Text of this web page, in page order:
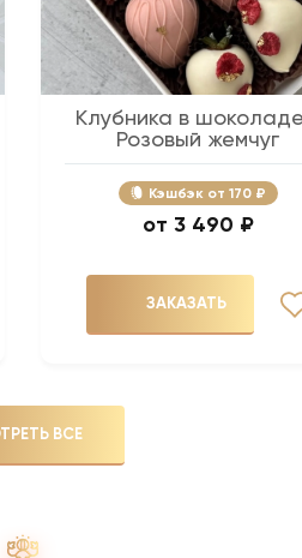
Клубника в
Розовый жемчуг
Кэшбэк 170 ₽
3 490 ₽
ЗАКАЗАТЬ
ВСЕ